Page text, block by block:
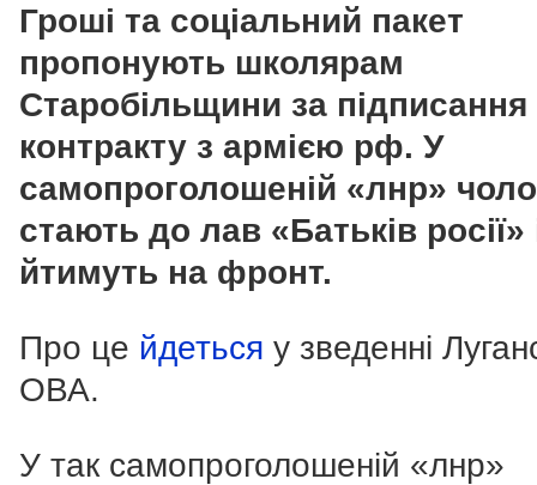
Гроші та соціальний пакет
пропонують школярам
Старобільщини за підписання
контракту з армією рф. У
самопроголошеній «лнр»
стають до лав «Батьків росії»
йтимуть на фронт.
Про це йдеться у зведенні
ОВА.
У так самопроголошеній «лнр»